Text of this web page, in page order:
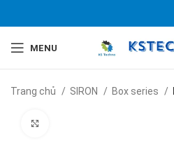
MENU
Trang chủ SIRON Box series